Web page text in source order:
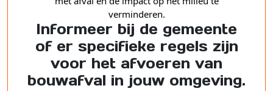
verminderen.
Informeer bij de gemeente
of er specifieke regels zijn
voor het afvoeren van
bouwafval in jouw omgeving.